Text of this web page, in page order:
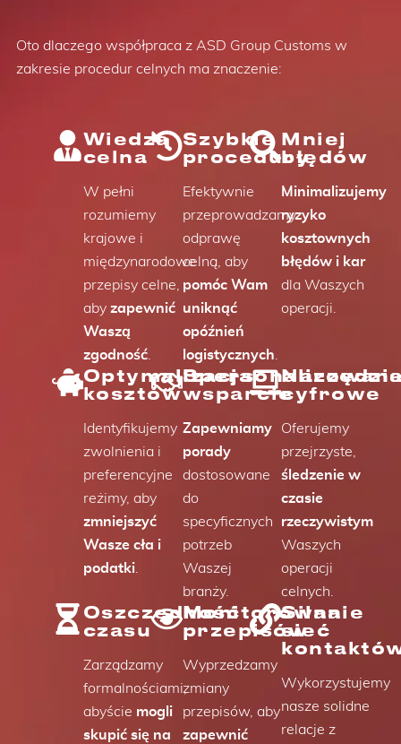
Oto dlaczego współpraca z ASD Group Customs w
zakresie procedur celnych ma znaczenie:
Wiedza
celna
W pełni
rozumiemy
krajowe i
międzynarodowe
przepisy celne,
aby zapewnić
Waszą
zgodność.
Szybkie
procedury
Efektywnie
przeprowadzamy
odprawę
celną, aby
pomóc Wam
uniknąć
opóźnień
logistycznych
Mniej
błędów
Minimalizujemy
ryzyko
kosztownych
błędów i kar
dla Waszych
operacji.
Optymalizacja
kosztów
Identyfikujemy
zwolnienia i
preferencyjne
reżimy, aby
zmniejszyć
Wasze cła i
podatki.
wsparcie
Zapewniamy
porady
dostosowane
do
specyficznych
potrzeb
Waszej
branży.
cyfrowe
Oferujemy
przejrzyste,
śledzenie w
czasie
rzeczywistym
Waszych
operacji
celnych.
Oszczędność
czasu
Zarządzamy
formalnościami,
abyście mogli
skupić się na
Monitorowanie
przepisów
Wyprzedzamy
zmiany
przepisów, aby
zapewnić
Silna
sieć
Wykorzystujemy
nasze solidne
relacje z